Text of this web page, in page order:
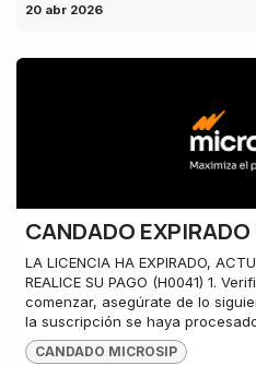
20 abr 2026
CANDADO
LA LICENCIA HA EXPIRADO,
REALICE SU PAGO (H0041) 1.
comenzar, asegúrate de lo
la suscripción se haya
CANDADO MICROSIP